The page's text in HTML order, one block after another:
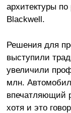
архитектуры
Blackwell.
Решения для
выступили
увеличили
млн.
впечатляющий
хотя и это